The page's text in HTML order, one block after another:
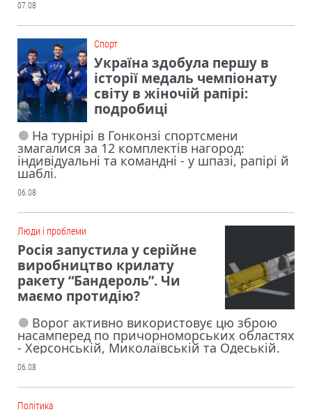
07.08
Cпорт
Україна здобула першу в
історії медаль чемпіонату
світу в жіночій рапірі:
подробиці
На турнірі в Гонконзі спортсмени
змагалися за 12 комплектів нагород:
індивідуальні та командні - у шпазі, рапірі й
шаблі.
06.08
Люди і проблеми
Росія запустила у серійне
виробництво крилату
ракету “Бандероль”. Чи
маємо протидію?
Ворог активно використовує цю зброю
насамперед по причорноморських областях
- Херсонській, Миколаївській та Одеській.
06.08
Політика